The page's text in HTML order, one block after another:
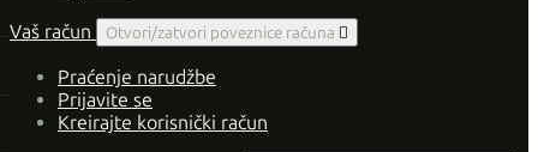
Vaš račun
Otvori/zatvori poveznice računa 
Praćenje narudžbe
Prijavite se
Kreirajte korisnički račun